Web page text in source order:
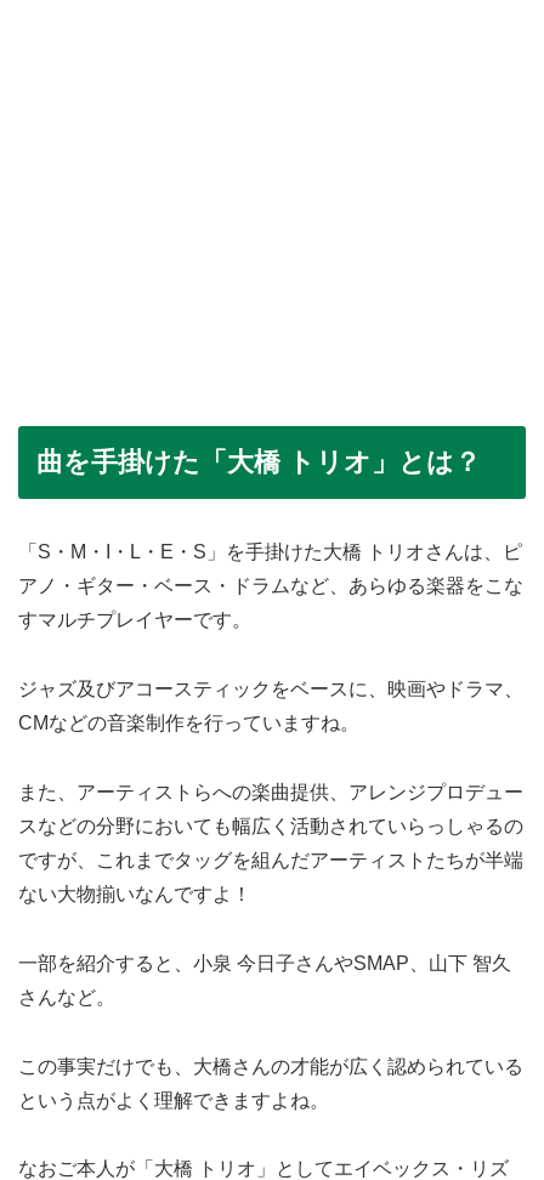
曲を手掛けた「大橋 トリオ」とは？
「S・M・I・L・E・S」を手掛けた大橋 トリオさんは、ピ
アノ・ギター・ベース・ドラムなど、あらゆる楽器をこな
すマルチプレイヤーです。
ジャズ及びアコースティックをベースに、映画やドラマ、
CMなどの音楽制作を行っていますね。
また、アーティストらへの楽曲提供、アレンジプロデュー
スなどの分野においても幅広く活動されていらっしゃるの
ですが、これまでタッグを組んだアーティストたちが半端
ない大物揃いなんですよ！
一部を紹介すると、小泉 今日子さんやSMAP、山下 智久
さんなど。
この事実だけでも、大橋さんの才能が広く認められている
という点がよく理解できますよね。
なおご本人が「大橋 トリオ」としてエイベックス・リズ